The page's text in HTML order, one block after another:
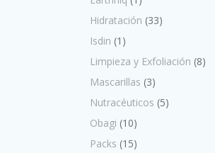
Hidratación (33)
Isdin (1)
Limpieza y Exfoliación (8)
Mascarillas (3)
Nutracéuticos (5)
Obagi (10)
Packs (15)